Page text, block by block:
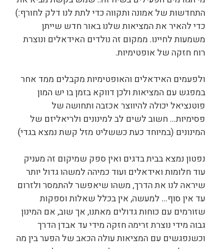
התחדשות של אמונה ותקווה כדי לתת לנו דלק לחורף:)
כדי להאיר את המציאות שלנו באור חדש שייתן
משמעות לחיינו. ממקום זה נולדים האידאלים ונוצרת
רוח חזקה של אופטימיות.
ולפעמים האידאלים והאופטימיות מקבלים ממד אחר
במפגש עם המציאות ולכן דווקא בזמן בו יש המון
פוטנציאל יכולה להיווצר אכזבה ותחושה של
פסימיות… חשוב לשים לב למינונים ולריאליזם של
המינונים (במיוחד כעת כששליט מזל קשת נמצא בגדי)
נפטון נמצא בבית בדגים ואין ספק שמיקום זה מעניק
עוד חלומות ואידאלים ועוד כמיהה למשהו גדול יותר
שיראה לנו את הדרך, משהו שיאפשר להתמסר ולזרום
עד אין סוף… למעשה, אין בכלל שאלות וספקות
שזורמים עם כוחות גדולים מאתנו, אך שוב, אם המינון
גבוה מידי נוצרת זרימה חזקה מידי עד אבדן הדרך
וכשנפגשים עם המציאות עולה הכאב של הפער בין מה